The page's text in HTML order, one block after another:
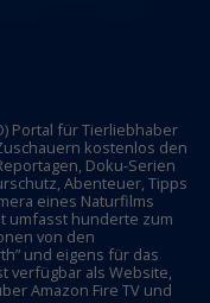
Portal für Tierliebhaber
kostenlos den
Doku-Serien
Abenteuer, Tipps
eines Naturfilms
umfasst hunderte zum
von den
und eigens für das
verfügbar als Website,
Amazon Fire TV und